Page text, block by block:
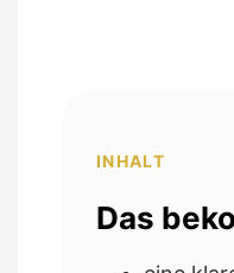
INHALT
Das